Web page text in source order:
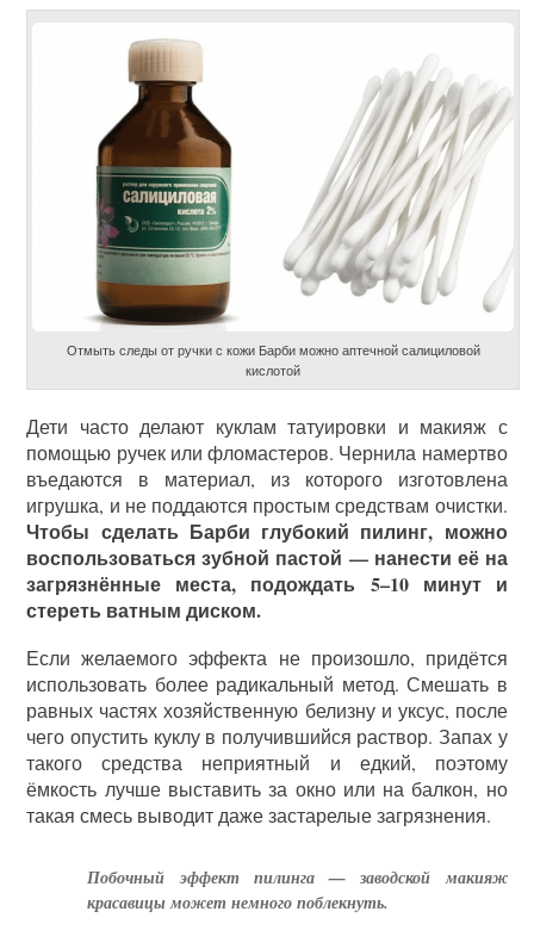
Отмыть следы от ручки с кожи Барби можно аптечной салициловой
кислотой
Дети часто делают куклам татуировки и макияж с
помощью ручек или фломастеров. Чернила намертво
въедаются в материал, из которого изготовлена
игрушка, и не поддаются простым средствам очистки.
Чтобы сделать Барби глубокий пилинг, можно
воспользоваться зубной пастой — нанести её на
загрязнённые места, подождать 5–10 минут и
стереть ватным диском.
Если желаемого эффекта не произошло, придётся
использовать более радикальный метод. Смешать в
равных частях хозяйственную белизну и уксус, после
чего опустить куклу в получившийся раствор. Запах у
такого средства неприятный и едкий, поэтому
ёмкость лучше выставить за окно или на балкон, но
такая смесь выводит даже застарелые загрязнения.
Побочный эффект пилинга — заводской макияж
красавицы может немного поблекнуть.